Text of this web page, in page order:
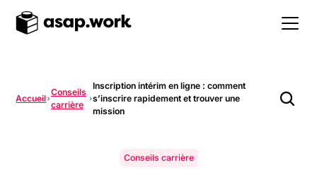
Accueil
Conseils
carrière
Inscription intérim en ligne : comment
s’inscrire rapidement et trouver une
mission
Conseils carrière